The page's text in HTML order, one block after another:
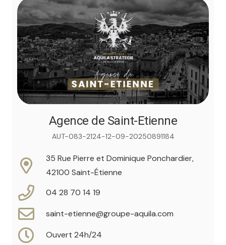
Agence de Saint-Etienne
AUT-083-2124-12-09-20250891184
35 Rue Pierre et Dominique Ponchardier,
42100 Saint-Étienne
04 28 70 14 19
saint-etienne@groupe-aquila.com
Ouvert 24h/24